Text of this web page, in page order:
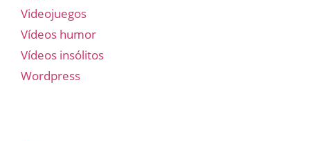
Videojuegos
Vídeos humor
Vídeos insólitos
Wordpress